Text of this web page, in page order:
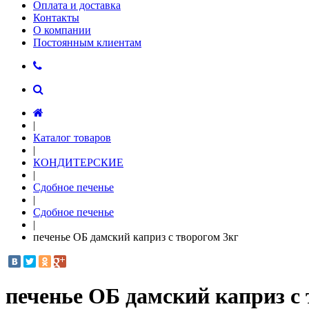
Оплата и доставка
Контакты
О компании
Постоянным клиентам
|
Каталог товаров
|
КОНДИТЕРСКИЕ
|
Сдобное печенье
|
Сдобное печенье
|
печенье ОБ дамский каприз с творогом 3кг
печенье ОБ дамский каприз с